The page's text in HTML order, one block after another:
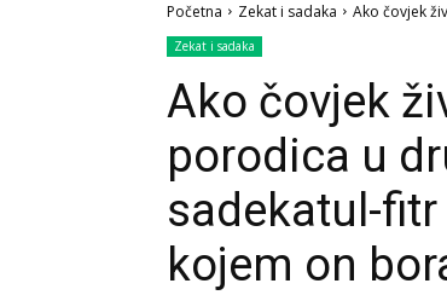
Početna Zekat i sadaka Ako čovjek
Zekat i sadaka
Ako čovjek
porodica u
sadekatul-
kojem on